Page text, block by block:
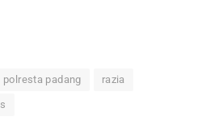
polresta padang razia